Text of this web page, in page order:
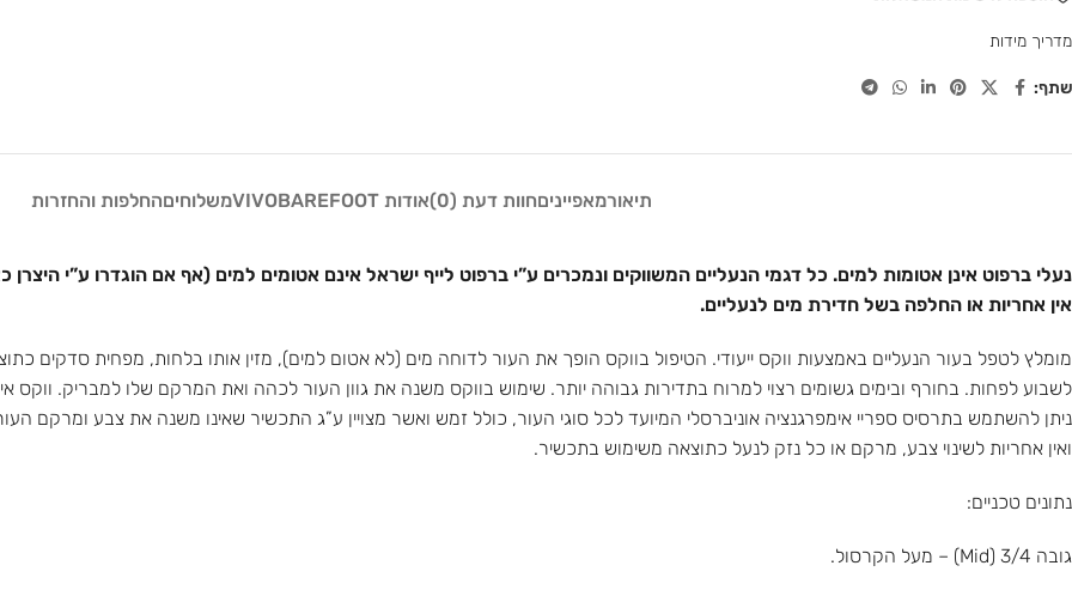
מדריך מידות
שתף:
תיאורמאפייניםחוות דעת (0) אודות VIVOBAREFOOT משלוחיםהחלפות והחזרות
נעלי ברפוט אינן אטומות למים. כל דגמי הנעליים המשווקים ונמכרים ע”י ברפוט לייף ישראל אינם אטומים למים (אף אם הוגדרו ע”י
אין אחריות או החלפה בשל חדירת מים לנעליים.
לשבוע לפחות. בחורף ובימים גשומים רצוי למרוח בתדירות גבוהה יותר. שימוש בווקס משנה את גוון העור לכהה ואת המרקם שלו למבריק. ווקס
ניתן להשתמש בתרסיס ספריי אימפרגנציה אוניברסלי המיועד לכל סוגי העור, כולל זמש ואשר מצויין ע”ג התכשיר שאינו משנה את צבע ומרקם
ואין אחריות לשינוי צבע, מרקם או כל נזק לנעל כתוצאה משימוש בתכשיר.
נתונים טכניים:
גובה 3/4 (Mid) – מעל הקרסול.